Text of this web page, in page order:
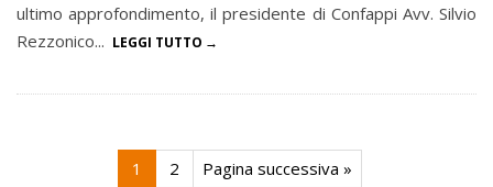
ultimo approfondimento, il presidente di Confappi Avv. Silvio
Rezzonico... LEGGI TUTTO
1 2 Pagina successiva »